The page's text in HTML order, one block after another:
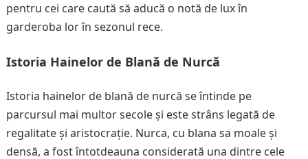
pentru cei care caută să aducă o notă de lux în
garderoba lor în sezonul rece.
Istoria Hainelor de Blană de Nurcă
Istoria hainelor de blană de nurcă se întinde pe
parcursul mai multor secole și este strâns legată de
regalitate și aristocrație. Nurca, cu blana sa moale și
densă, a fost întotdeauna considerată una dintre cele